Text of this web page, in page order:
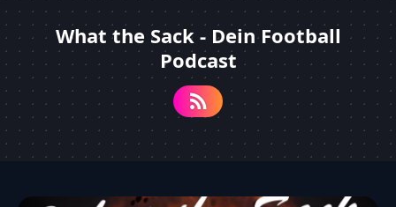
What the Sack - Dein Football
Podcast